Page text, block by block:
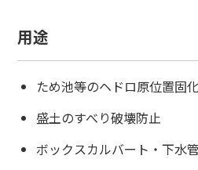
用途
ため池等のヘドロ原位置固化
盛土のすべり破壊防止
ボックスカルバート・下水